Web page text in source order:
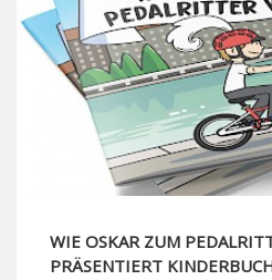
WIE OSKAR ZUM
PRÄSENTIERT